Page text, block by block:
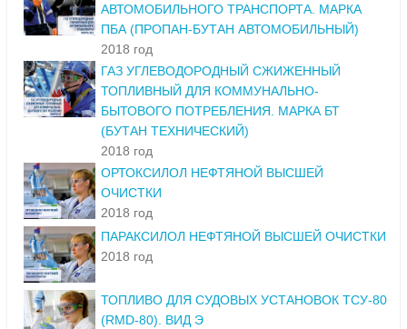
АВТОМОБИЛЬНОГО ТРАНСПОРТА. МАРКА
ПБА (ПРОПАН-БУТАН АВТОМОБИЛЬНЫЙ)
2018 год
ГАЗ УГЛЕВОДОРОДНЫЙ СЖИЖЕННЫЙ
ТОПЛИВНЫЙ ДЛЯ КОММУНАЛЬНО-
БЫТОВОГО ПОТРЕБЛЕНИЯ. МАРКА БТ
(БУТАН ТЕХНИЧЕСКИЙ)
2018 год
ОРТОКСИЛОЛ НЕФТЯНОЙ ВЫСШЕЙ
ОЧИСТКИ
2018 год
ПАРАКСИЛОЛ НЕФТЯНОЙ ВЫСШЕЙ ОЧИСТКИ
2018 год
ТОПЛИВО ДЛЯ СУДОВЫХ УСТАНОВОК ТСУ-80
(RMD-80). ВИД Э